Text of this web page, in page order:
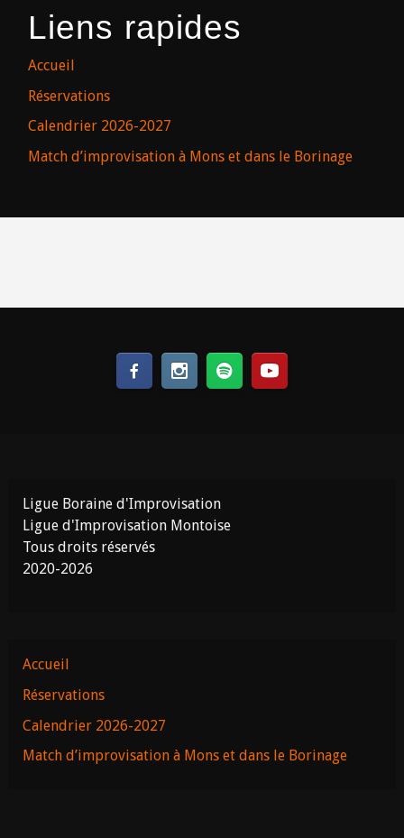
Liens rapides
Accueil
Réservations
Calendrier 2026-2027
Match d’improvisation à Mons et dans le Borinage
Ligue Boraine d'Improvisation
Ligue d'Improvisation Montoise
Tous droits réservés
2020-2026
Accueil
Réservations
Calendrier 2026-2027
Match d’improvisation à Mons et dans le Borinage